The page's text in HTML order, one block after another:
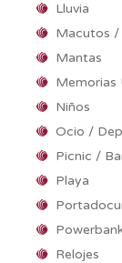
Lluvia
Macutos /
Mantas
Memorias
Niños
Ocio /
Picnic /
Playa
Relojes